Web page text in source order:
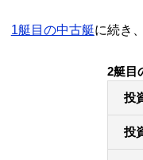
1艇目の中古艇に続き
2艇目
投
投